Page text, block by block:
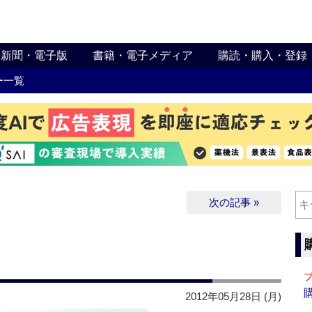
新聞・電子版 書籍・電子メディア 購読・購入・登録
一覧
次の記事 »
2012年05月28日 (月)